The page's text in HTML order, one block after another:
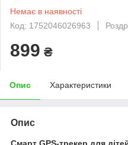
Немає в наявності
Код: 1752046026963
899 ₴
Опис Характеристики
Опис
Смарт GPS-трекер для